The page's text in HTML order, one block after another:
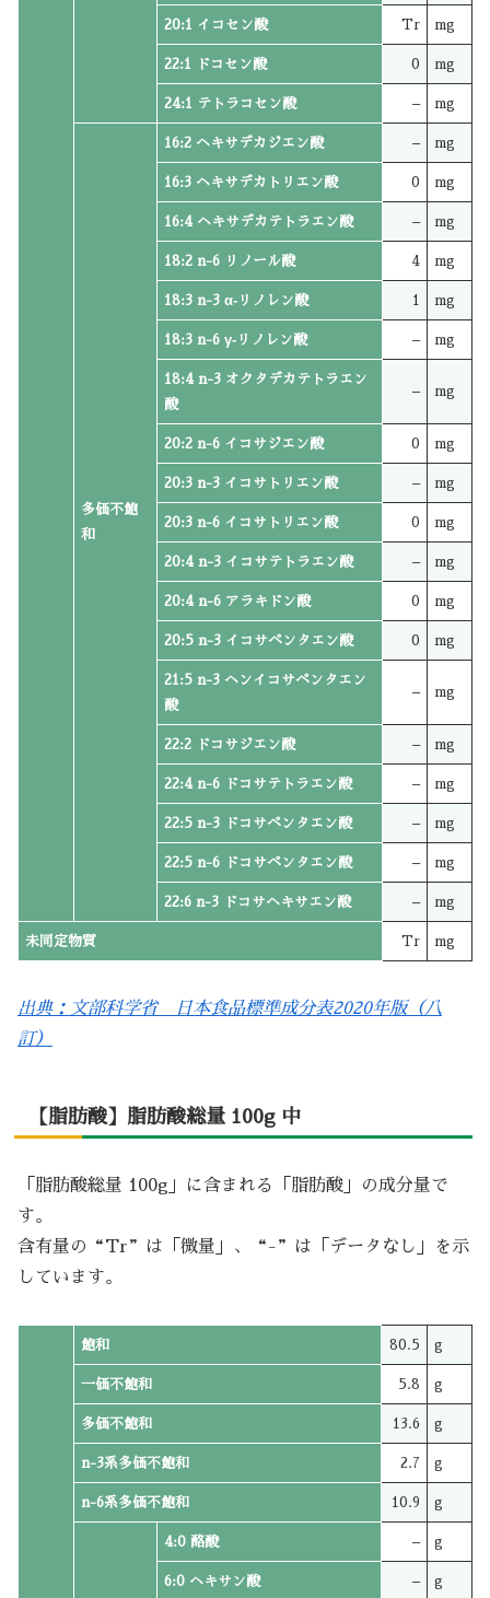
20:1 イコセン酸 Tr mg
22:1 ドコセン酸 0 mg
24:1 テトラコセン酸 – mg
多価不飽
和
16:2 ヘキサデカジエン酸 – mg
16:3 ヘキサデカトリエン酸 0 mg
16:4 ヘキサデカテトラエン酸 – mg
18:2 n-6 リノール酸 4 mg
18:3 n-3 α‐リノレン酸 1 mg
18:3 n-6 γ‐リノレン酸 – mg
18:4 n-3 オクタデカテトラエン
酸
– mg
20:2 n-6 イコサジエン酸 0 mg
20:3 n-3 イコサトリエン酸 – mg
20:3 n-6 イコサトリエン酸 0 mg
20:4 n-3 イコサテトラエン酸 – mg
20:4 n-6 アラキドン酸 0 mg
20:5 n-3 イコサペンタエン酸 0 mg
21:5 n-3 ヘンイコサペンタエン
酸
– mg
22:2 ドコサジエン酸 – mg
22:4 n-6 ドコサテトラエン酸 – mg
22:5 n-3 ドコサペンタエン酸 – mg
22:5 n-6 ドコサペンタエン酸 – mg
22:6 n-3 ドコサヘキサエン酸 – mg
未同定物質 Tr mg
出典：文部科学省 日本食品標準成分表2020年版（八
訂）
【脂肪酸】脂肪酸総量 100g 中
「脂肪酸総量 100g」に含まれる「脂肪酸」の成分量で
す。
含有量の“Tr”は「微量」、“-”は「データなし」を示
しています。
飽和 80.5 g
一価不飽和 5.8 g
多価不飽和 13.6 g
n-3系多価不飽和 2.7 g
n-6系多価不飽和 10.9 g
4:0 酪酸 – g
6:0 ヘキサン酸 – g